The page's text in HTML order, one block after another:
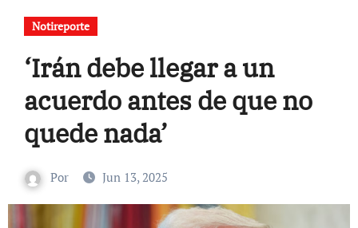
Notireporte
‘Irán debe llegar a un
acuerdo antes de que no
quede nada’
Por Jun 13, 2025